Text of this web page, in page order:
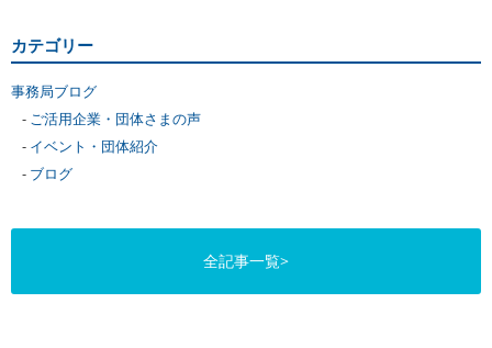
カテゴリー
事務局ブログ
ご活用企業・団体さまの声
イベント・団体紹介
ブログ
全記事一覧>